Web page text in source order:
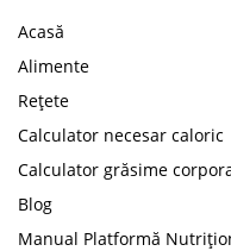
Acasă
Alimente
Rețete
Calculator necesar caloric
Calculator grăsime
Blog
Manual Platformă